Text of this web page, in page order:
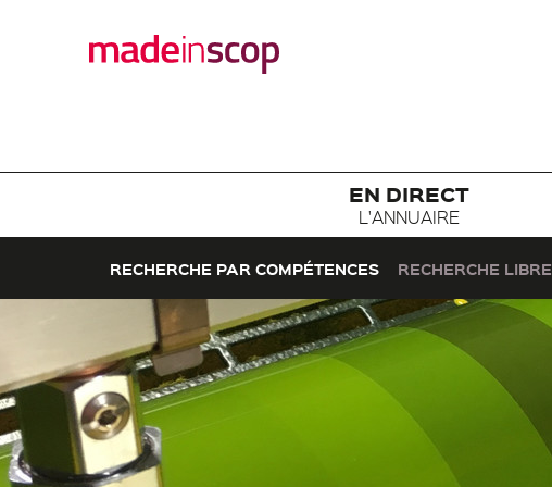
EN DIRECT
L'ANNUAIRE
RECHERCHE PAR COMPÉTENCES RECHERCHE LIBRE